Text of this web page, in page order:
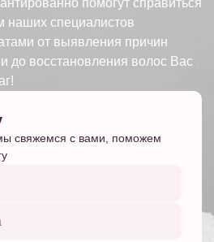
помогут справиться
наших специалистов
от выявления причин
до восстановления волос Вас
свяжемся с вами, поможем